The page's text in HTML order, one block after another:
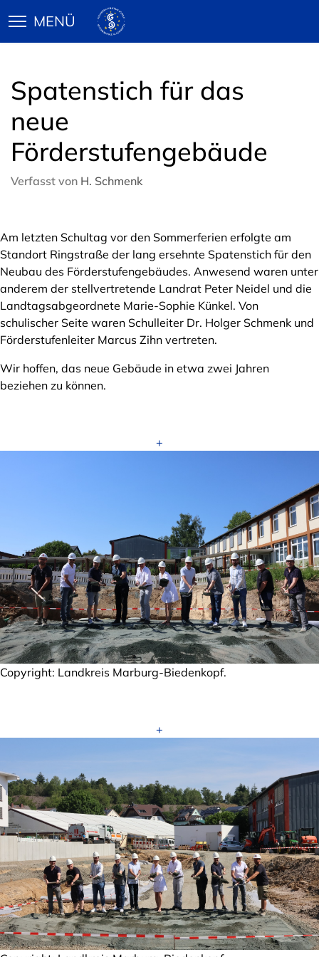
Spatenstich für das
neue
Förderstufengebäude
Verfasst von H. Schmenk
Am letzten Schultag vor den Sommerferien erfolgte am
Standort Ringstraße der lang ersehnte Spatenstich für den
Neubau des Förderstufengebäudes. Anwesend waren unter
anderem der stellvertretende Landrat Peter Neidel und die
Landtagsabgeordnete Marie-Sophie Künkel. Von
schulischer Seite waren Schulleiter Dr. Holger Schmenk und
Förderstufenleiter Marcus Zihn vertreten.
Wir hoffen, das neue Gebäude in etwa zwei Jahren
beziehen zu können.
+
Copyright: Landkreis Marburg-Biedenkopf.
+